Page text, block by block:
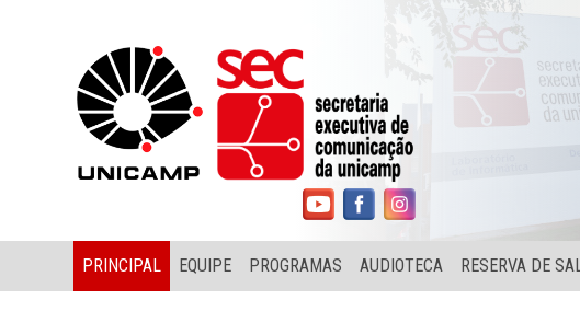
PRINCIPAL EQUIPE PROGRAMAS AUDIOTECA RESERVA DE